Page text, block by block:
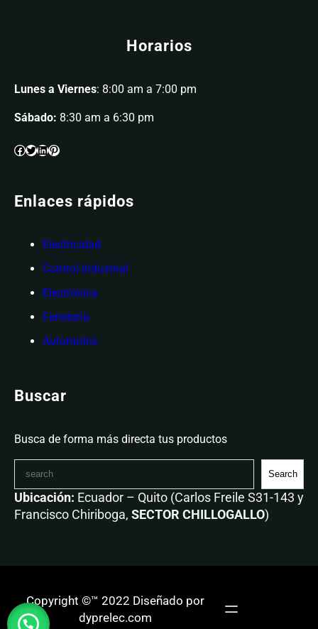
Horarios
Lunes a Viernes: 8:00 am a 7:00 pm
Sábado: 8:30 am a 6:30 pm
Enlaces rápidos
Electricidad
Control Industrial
Electrónica
Ferretería
Automotriz
Buscar
Busca de forma más directa tus productos
Search
Ubicación: Ecuador – Quito (Carlos Freile S31-143 y
Francisco Chiriboga, SECTOR CHILLOGALLO)
Copyright ©™ 2022 Diseñado por
dyprelec.com